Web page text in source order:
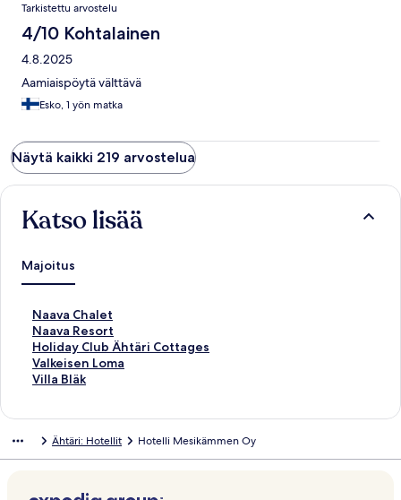
Tarkistettu arvostelu
4/10 Kohtalainen
4.8.2025
Aamiaispöytä välttävä
Esko, 1 yön matka
Näytä kaikki 219 arvostelua
Katso lisää
Majoitus
Naava Chalet
K
o
h
t
e
a
Naava Resort
K
o
h
t
a
Holiday Club Ähtäri Cottages
K
o
h
H
Valkeisen Loma
K
o
n
Villa Bläk
K
e
Ähtäri: Hotellit Hotelli Mesikämmen Oy